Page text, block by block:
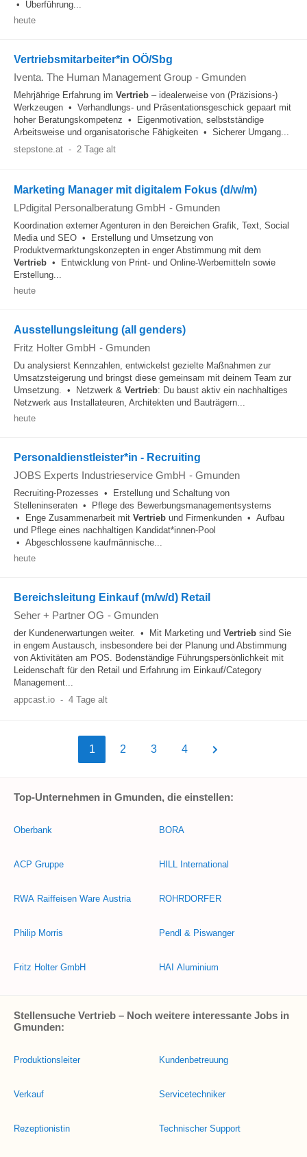
• Überführung...
heute
Vertriebsmitarbeiter*in OÖ/Sbg
Iventa. The Human Management Group - Gmunden
Mehrjährige Erfahrung im Vertrieb – idealerweise von (Präzisions-)
Werkzeugen • Verhandlungs- und Präsentationsgeschick gepaart mit
hoher Beratungskompetenz • Eigenmotivation, selbstständige
Arbeitsweise und organisatorische Fähigkeiten • Sicherer Umgang...
stepstone.at - 2 Tage alt
Marketing Manager mit digitalem Fokus (d/w/m)
LPdigital Personalberatung GmbH - Gmunden
Koordination externer Agenturen in den Bereichen Grafik, Text, Social
Media und SEO • Erstellung und Umsetzung von
Produktvermarktungskonzepten in enger Abstimmung mit dem
Vertrieb • Entwicklung von Print- und Online-Werbemitteln sowie
Erstellung...
heute
Ausstellungsleitung (all genders)
Fritz Holter GmbH - Gmunden
Du analysierst Kennzahlen, entwickelst gezielte Maßnahmen zur
Umsatzsteigerung und bringst diese gemeinsam mit deinem Team zur
Umsetzung. • Netzwerk & Vertrieb: Du baust aktiv ein nachhaltiges
Netzwerk aus Installateuren, Architekten und Bauträgern...
heute
Personaldienstleister*in - Recruiting
JOBS Experts Industrieservice GmbH - Gmunden
Recruiting-Prozesses • Erstellung und Schaltung von
Stelleninseraten • Pflege des Bewerbungsmanagementsystems
• Enge Zusammenarbeit mit Vertrieb und Firmenkunden • Aufbau
und Pflege eines nachhaltigen Kandidat*innen-Pool
• Abgeschlossene kaufmännische...
heute
Bereichsleitung Einkauf (m/w/d) Retail
Seher + Partner OG - Gmunden
der Kundenerwartungen weiter. • Mit Marketing und Vertrieb sind Sie
in engem Austausch, insbesondere bei der Planung und Abstimmung
von Aktivitäten am POS. Bodenständige Führungspersönlichkeit mit
Leidenschaft für den Retail und Erfahrung im Einkauf/Category
Management...
appcast.io - 4 Tage alt
1 2 3 4
Top-Unternehmen in Gmunden, die einstellen:
Oberbank
ACP Gruppe
RWA Raiffeisen Ware Austria
Philip Morris
Fritz Holter GmbH
BORA
HILL International
ROHRDORFER
Pendl & Piswanger
HAI Aluminium
Stellensuche Vertrieb – Noch weitere interessante Jobs in
Gmunden:
Produktionsleiter
Verkauf
Rezeptionistin
Kundenbetreuung
Servicetechniker
Technischer Support